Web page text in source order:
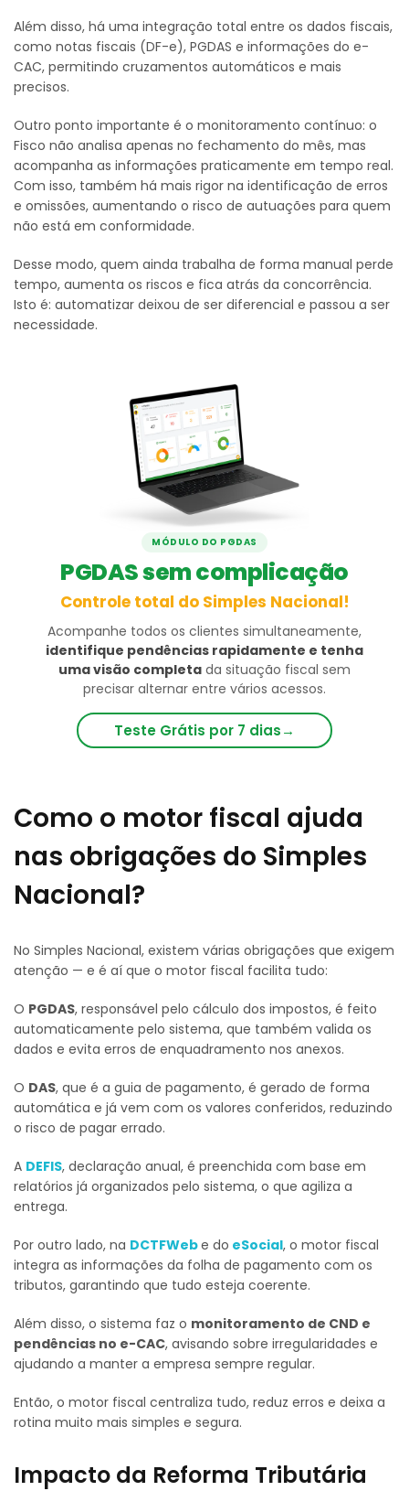
Além disso, há uma integração total entre os dados fiscais,
como notas fiscais (DF-e), PGDAS e informações do e-
CAC, permitindo cruzamentos automáticos e mais
precisos.
Outro ponto importante é o monitoramento contínuo: o
Fisco não analisa apenas no fechamento do mês, mas
acompanha as informações praticamente em tempo real.
Com isso, também há mais rigor na identificação de erros
e omissões, aumentando o risco de autuações para quem
não está em conformidade.
Desse modo, quem ainda trabalha de forma manual perde
tempo, aumenta os riscos e fica atrás da concorrência.
Isto é: automatizar deixou de ser diferencial e passou a ser
necessidade.
MÓDULO DO PGDAS
PGDAS sem complicação
Controle total do Simples Nacional!
Acompanhe todos os clientes simultaneamente,
identifique pendências rapidamente e tenha
uma visão completa da situação fiscal sem
precisar alternar entre vários acessos.
Teste Grátis por 7 dias→
Como o motor fiscal ajuda
nas obrigações do Simples
Nacional?
No Simples Nacional, existem várias obrigações que exigem
atenção — e é aí que o motor fiscal facilita tudo:
O PGDAS, responsável pelo cálculo dos impostos, é feito
automaticamente pelo sistema, que também valida os
dados e evita erros de enquadramento nos anexos.
O DAS, que é a guia de pagamento, é gerado de forma
automática e já vem com os valores conferidos, reduzindo
o risco de pagar errado.
A DEFIS, declaração anual, é preenchida com base em
relatórios já organizados pelo sistema, o que agiliza a
entrega.
Por outro lado, na DCTFWebe do eSocial, o motor fiscal
integra as informações da folha de pagamento com os
tributos, garantindo que tudo esteja coerente.
Além disso, o sistema faz o monitoramento de CND e
pendências no e-CAC, avisando sobre irregularidades e
ajudando a manter a empresa sempre regular.
Então, o motor fiscal centraliza tudo, reduz erros e deixa a
rotina muito mais simples e segura.
Impacto da Reforma Tributária